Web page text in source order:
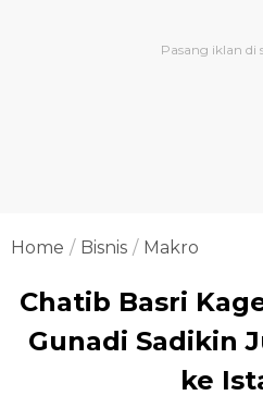
Home Bisnis Makro
Chatib Basri
Gunadi Sadikin
ke